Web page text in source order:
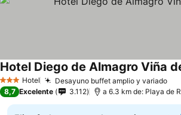
3 Estrellas
Hotel Desayuno buffet amplio y variado
Hotel Diego de Almagro Viña
8,7 Excelente 3.112 a 6.3 km de: Playa de